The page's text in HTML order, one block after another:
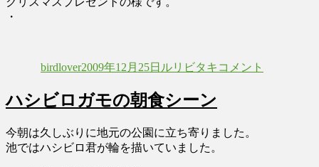
・
者
birdlover日:
2009年12月25日ゴ
ー
ルリビタキビ
Red-
flanked
コメント
ハシビロガモの朝食シーン
今朝は久しぶりに地元の公園に立ち寄りました。
池ではハシビロ君が輪を描いていました。